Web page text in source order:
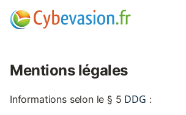
Mentions légales
Informations selon le § 5 DDG :